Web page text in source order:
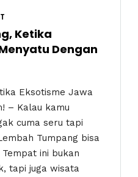
Ketika
Dengan
Eksotisme Jawa
– Kalau kamu
cuma seru tapi
Tumpang bisa
ini bukan
tapi juga wisata